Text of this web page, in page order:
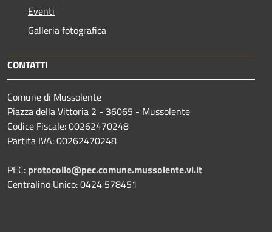
Eventi
Galleria fotografica
CONTATTI
Comune di Mussolente
Piazza della Vittoria 2 - 36065 - Mussolente
Codice Fiscale: 00262470248
Partita IVA: 00262470248
PEC: protocollo@pec.comune.mussolente.vi.it
Centralino Unico: 0424 578451